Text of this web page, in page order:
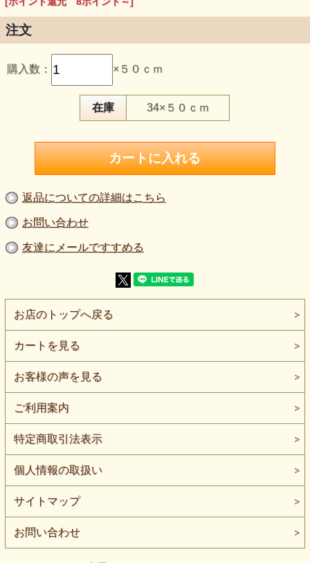
【品 番】p2219
【商品名】ウール混 ペイズリープリント オフ白地×ラベンダ
ー系
【価 格】８００円＋消費税
【素 材】ポリエステル６３％、アクリル３３％、ウール
【生地巾】約１０８ｃｍ巾
【生地の厚さ】中肉
【生地の伸び】タテヨコに伸びる（ヨコ方向の伸びがやや大
きい）
【風合い】硬すぎず柔らかすぎず、しなやかな手ざわり
オフ白地にラベンダーやパープル系のペイズリー模様をあし
らった上品なプリントニット。
柔らかな中肉厚で仕立て映えが良く、秋冬のトップスやチュ
ニック、販売作品にもおすすめです。
繊細な色使いが優しく、アトリエ作品や衣装制作にも映える
A. はい。ニット用針（#11〜#14）を使用し、伸縮縫いやジ
グザグ縫いで問題なく縫えます。
押さえ圧を軽めにするときれいに仕上がります。
Q. 柄の方向や裁ち方に注意点はありますか？
A. 特に方向性の強い柄ではありませんが、作品全体のバラ
ンスを見て配置するとより美しく仕上がります。
柄合わせを意識する場合は、少し余裕を持ってご購入くだ
さい。
Q. 保管やお手入れで気を付けることはありますか？
A. ウール混素材のため、アイロンは低温で当て布を使用
し、保管は湿気の少ない場所でお願いします。
５０ｃｍまで対応可能。
注文
購入数： ×５０ｃｍ
在庫 34×５０ｃｍ
返品についての詳細はこちら
お問い合わせ
友達にメールですすめる
お店のトップへ戻る
カートを見る
お客様の声を見る
ご利用案内
特定商取引法表示
個人情報の取扱い
サイトマップ
お問い合わせ